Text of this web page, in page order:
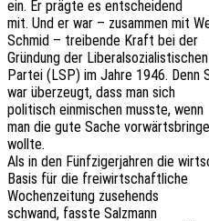
ein. Er prägte es entscheidend
mit. Und er war – zusam­men mit
Schmid – trei­ben­de Kraft bei der
Grün­dung der Liberalsozialistischen
Partei (LSP) im Jahre 1946. Denn
war über­zeugt, dass man sich
poli­tisch einmi­schen musste, wenn
man die gute Sache
wollte.
Als in den Fünf­zi­ger­jah­ren die
Basis für die freiwirtschaftliche
Wochen­zei­tung zusehends
schwand, fasste Salzmann